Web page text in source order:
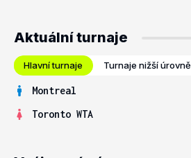
Aktuální turnaje
Hlavní turnaje Turnaje nižší úrovně
Montreal
Toronto WTA